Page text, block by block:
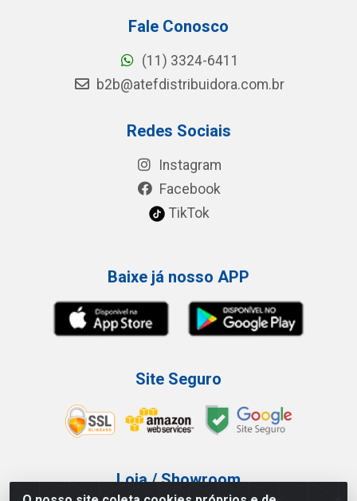
Fale Conosco
(11) 3324-6411
b2b@atefdistribuidora.com.br
Redes Sociais
Instagram
Facebook
TikTok
Baixe já nosso APP
Site Seguro
Loja / Showroom